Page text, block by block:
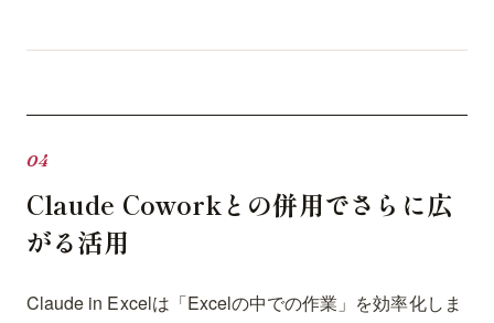
Claude Coworkとの併用でさらに広
がる活用
Claude in Excelは「Excelの中での作業」を効率化しま